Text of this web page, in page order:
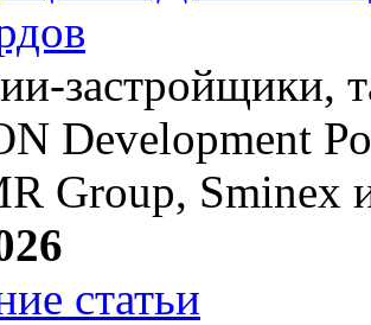
застройщики,
Development
Group, Sminex
статьи